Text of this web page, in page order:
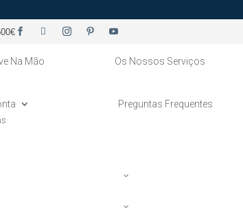
Na Mão
Os Nossos Serviços
Preguntas Frequentes